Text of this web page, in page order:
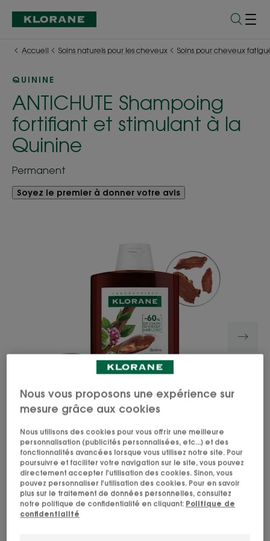
Accueil Soins naturels pour les cheveux Soins pour cheveux
QUININE
ANTICHUTE Shampoing
fortifiant et stimulant à la
Quinine
Permanent
Soyez le premier à donner votre avis
Renversez la chute de cheveux et retrouvez votre
densité capillaire avec le shampoing antichute
fortifiant et stimulant à la Quinine extraite du
Nous vous proposons une expérience sur
mesure grâce aux cookies
Nous utilisons des cookies pour vous offrir une meilleure
personnalisation (publicités personnalisées, etc...) et des
fonctionnalités avancées lorsque vous utilisez notre site. Pour
poursuivre et faciliter votre navigation sur le site, vous pouvez
directement accepter l'utilisation des cookies. Sinon, vous
pouvez personnaliser l'utilisation des cookies. Pour en savoir
plus sur le traitement de données personnelles, consultez
notre politique de confidentialité en cliquant: Politique de
confidentialité